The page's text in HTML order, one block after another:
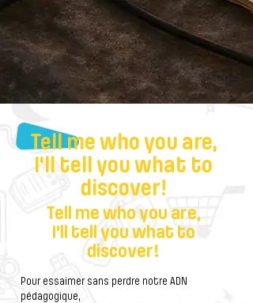
Tell me who you are,
I'll tell you what to
discover!
Tell me who you are,
I'll tell you what to
discover!
Pour essaimer sans perdre notre ADN
pédagogique,